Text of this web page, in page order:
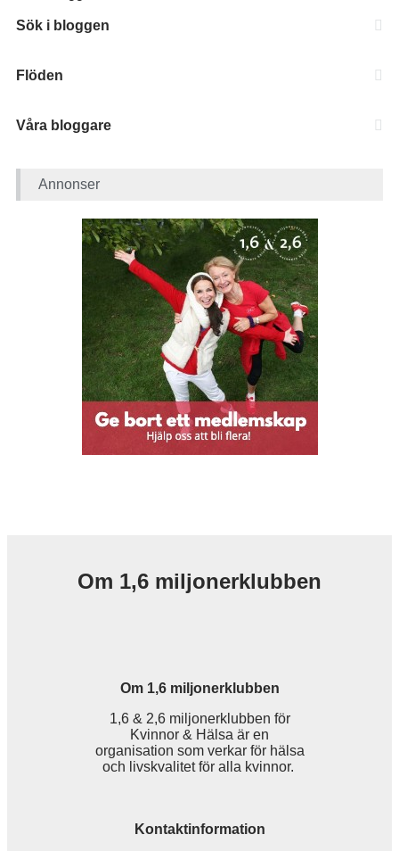
Sök i bloggen
Flöden
Våra bloggare
Annonser
Om 1,6 miljonerklubben
Om 1,6 miljonerklubben
1,6 & 2,6 miljonerklubben för
Kvinnor & Hälsa är en
organisation som verkar för hälsa
och livskvalitet för alla kvinnor.
Kontaktinformation